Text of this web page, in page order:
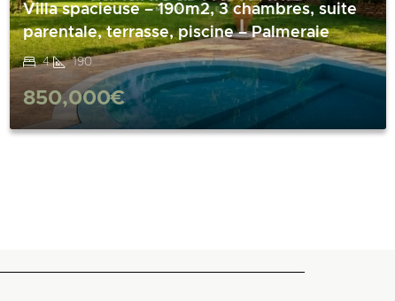
Villa spacieuse – 190m2, 3 chambres, suite
parentale, terrasse, piscine – Palmeraie
4 190
850,000€